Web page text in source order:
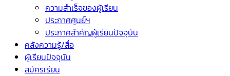
ความสำเร็จของผู้เรียน
ประกาศศูนย์ฯ
ประกาศสำคัญผู้เรียนปัจจุบัน
คลังความรู้/สื่อ
ผู้เรียนปัจจุบัน
สมัครเรียน